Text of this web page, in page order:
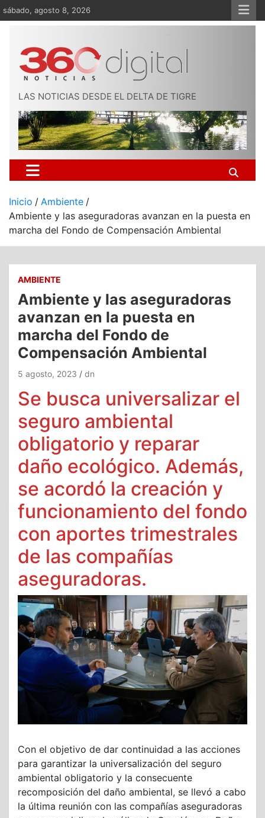
Saltar
al
sábado, agosto 8, 2026
LAS NOTICIAS DESDE EL DELTA DE TIGRE
Inicio
Ambiente
Ambiente y las aseguradoras avanzan en la puesta en
marcha del Fondo de Compensación Ambiental
AMBIENTE
Ambiente y las aseguradoras
avanzan en la puesta en
marcha del Fondo de
Compensación Ambiental
5 agosto, 2023 dn
Se busca universalizar el
seguro ambiental
obligatorio y reparar
daño ecológico. Además,
se acordó la creación y
funcionamiento del fondo
con aportes trimestrales
de las compañías
aseguradoras.
Con el objetivo de dar continuidad a las acciones
para garantizar la universalización del seguro
ambiental obligatorio y la consecuente
recomposición del daño ambiental, se llevó a cabo
la última reunión con las compañías aseguradoras